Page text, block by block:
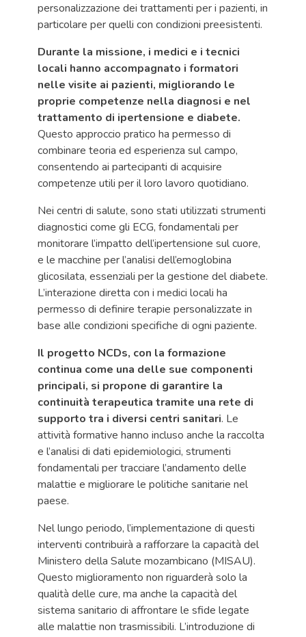
personalizzazione dei trattamenti per i pazienti, in
particolare per quelli con condizioni preesistenti.
Durante la missione, i medici e i tecnici
locali hanno accompagnato i formatori
nelle visite ai pazienti, migliorando le
proprie competenze nella diagnosi e nel
trattamento di ipertensione e diabete.
Questo approccio pratico ha permesso di
combinare teoria ed esperienza sul campo,
consentendo ai partecipanti di acquisire
competenze utili per il loro lavoro quotidiano.
Nei centri di salute, sono stati utilizzati strumenti
diagnostici come gli ECG, fondamentali per
monitorare l’impatto dell’ipertensione sul cuore,
e le macchine per l’analisi dell’emoglobina
glicosilata, essenziali per la gestione del diabete.
L’interazione diretta con i medici locali ha
permesso di definire terapie personalizzate in
base alle condizioni specifiche di ogni paziente.
Il progetto NCDs, con la formazione
continua come una delle sue componenti
principali, si propone di garantire la
continuità terapeutica tramite una rete di
supporto tra i diversi centri sanitari. Le
attività formative hanno incluso anche la raccolta
e l’analisi di dati epidemiologici, strumenti
fondamentali per tracciare l’andamento delle
malattie e migliorare le politiche sanitarie nel
paese.
Nel lungo periodo, l’implementazione di questi
interventi contribuirà a rafforzare la capacità del
Ministero della Salute mozambicano (MISAU).
Questo miglioramento non riguarderà solo la
qualità delle cure, ma anche la capacità del
sistema sanitario di affrontare le sfide legate
alle malattie non trasmissibili. L’introduzione di